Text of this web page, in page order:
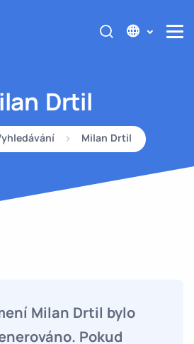
Drtil
Milan Drtil
Milan Drtil bylo
Pokud